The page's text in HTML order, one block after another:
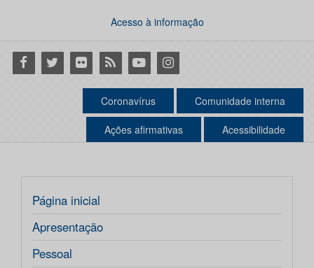
Acesso à informação
Facebook
Twitter Flickr RSS YoutubeInstagram
Coronavírus Comunidade interna
Ações afirmativas Acessibilidade
Página inicial
Apresentação
Pessoal